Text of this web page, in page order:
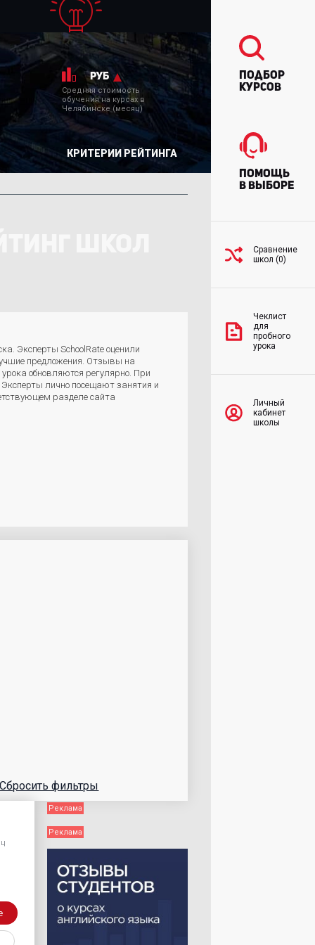
руб
Средняя стоимость
обучения на курсах в
Челябинске (месяц)
КРИТЕРИИ РЕЙТИНГА
Эксперты SchoolRate оценили
предложения. Отзывы на
обновляются регулярно. При
лично посещают занятия и
разделе сайта
Сбросить фильтры
Подбор
курсов
Помощь
в выборе
Сравнение
школ (0)
Чеклист
для
пробного
урока
Личный
кабинет
школы